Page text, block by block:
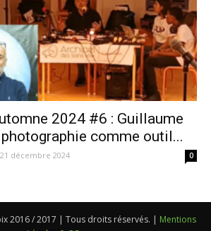
sans-
voix
2024 #6 : Guillaume
photographie comme outil...
21 décembre 2024 0
2016 / 2017 | Tous droits réservés. | Mentions